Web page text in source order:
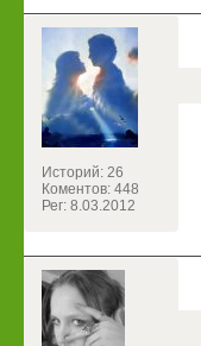
Историй: 26
Коментов: 448
Рег: 8.03.2012